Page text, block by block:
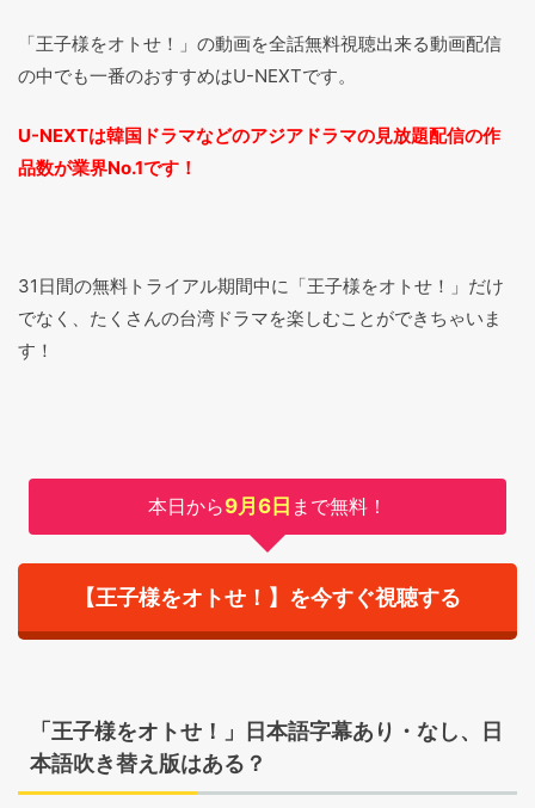
「王子様をオトせ！」の動画を全話無料視聴出来る動画配信
の中でも一番のおすすめはU-NEXTです。
U-NEXTは韓国ドラマなどのアジアドラマの見放題配信の作
品数が業界No.1です！
31日間の無料トライアル期間中に「王子様をオトせ！」だけ
でなく、たくさんの台湾ドラマを楽しむことができちゃいま
す！
本日から9月6日 まで無料！
【王子様をオトせ！】を今すぐ視聴する
「王子様をオトせ！」日本語字幕あり・なし、日
本語吹き替え版はある？